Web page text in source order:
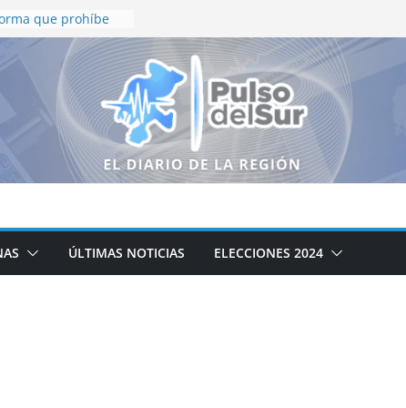
que prohíbe
IA para
a la niñez y
David
Nacional de
siembran más
en Zacatecas
A LA UNIDAD Y
CON CLAUDIA
e imponer pena
de prisión
la suplantación de
ÚLTIMAS NOTICIAS ELECCIONES 2024